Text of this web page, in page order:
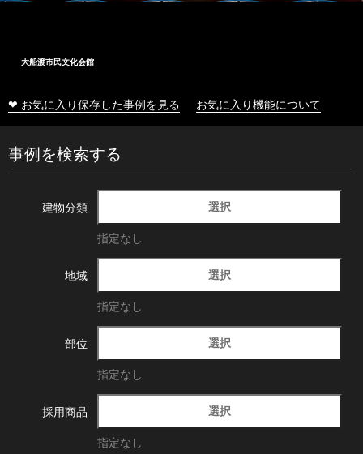
大船渡市民文化会館
❤ お気に入り保存した事例を見る お気に入り機能について
事例を検索する
建物分類 選択
指定なし
地域 選択
指定なし
部位 選択
指定なし
採用商品 選択
指定なし